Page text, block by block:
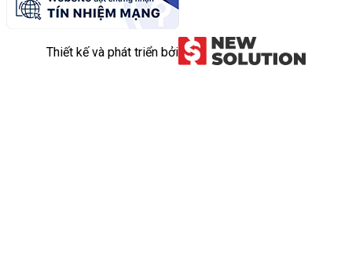
Thiết kế và phát triển bởi